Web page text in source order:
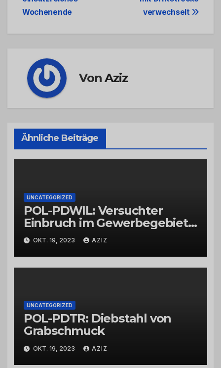
Navigation
verwechselt
Wochenende
VonAziz
Ähnliche Beiträge
UNCATEGORIZED
POL-PDWIL: Versuchter
Einbruch im Gewerbegebiet
Wittlich
OKT. 19, 2023 AZIZ
UNCATEGORIZED
POL-PDTR: Diebstahl von
Grabschmuck
OKT. 19, 2023 AZIZ